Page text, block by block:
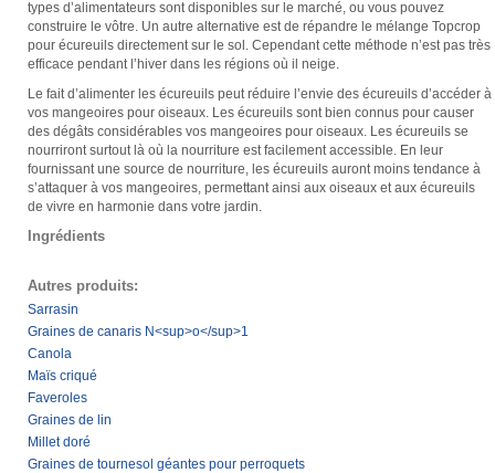
types d’alimentateurs sont disponibles sur le marché, ou vous pouvez
construire le vôtre. Un autre alternative est de répandre le mélange Topcrop
pour écureuils directement sur le sol. Cependant cette méthode n’est pas très
efficace pendant l’hiver dans les régions où il neige.
Le fait d’alimenter les écureuils peut réduire l’envie des écureuils d’accéder à
vos mangeoires pour oiseaux. Les écureuils sont bien connus pour causer
des dégâts considérables vos mangeoires pour oiseaux. Les écureuils se
nourriront surtout là où la nourriture est facilement accessible. En leur
fournissant une source de nourriture, les écureuils auront moins tendance à
s’attaquer à vos mangeoires, permettant ainsi aux oiseaux et aux écureuils
de vivre en harmonie dans votre jardin.
Ingrédients
Autres produits:
Sarrasin
Graines de canaris N<sup>o</sup>1
Canola
Maïs criqué
Faveroles
Graines de lin
Millet doré
Graines de tournesol géantes pour perroquets